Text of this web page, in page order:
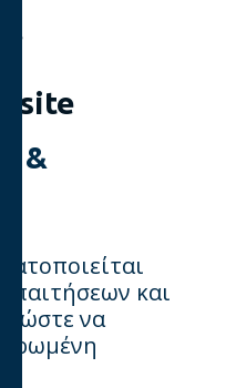
&
και
ώστε να